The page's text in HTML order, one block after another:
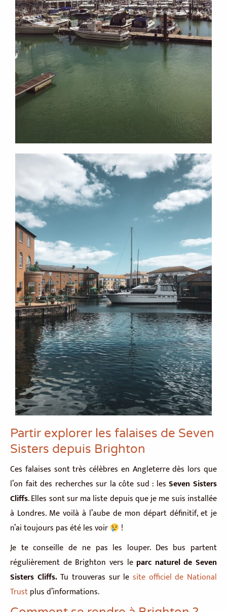
Partir explorer les falaises de Seven
Sisters depuis Brighton
Ces falaises sont très célèbres en Angleterre dès lors que
l’on fait des recherches sur la côte sud : les Seven Sisters
Cliffs. Elles sont sur ma liste depuis que je me suis installée
à Londres. Me voilà à l’aube de mon départ définitif, et je
n’ai toujours pas été les voir
!
Je te conseille de ne pas les louper. Des bus partent
régulièrement de Brighton vers le parc naturel de Seven
Sisters Cliffs.Tu trouveras sur le site officiel de National
Trustplus d’informations.